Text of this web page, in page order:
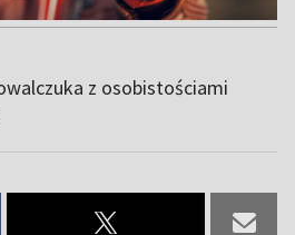
z osobistościami